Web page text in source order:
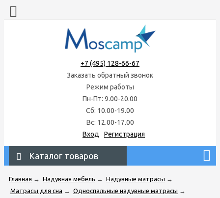
+7 (495) 128-66-67
Заказать обратный звонок
Режим работы
Пн-Пт: 9.00-20.00
Сб: 10.00-19.00
Вс: 12.00-17.00
Вход
Регистрация
Каталог товаров
Главная → Надувная мебель → Надувные матрасы →
Матрасы для сна → Односпальные надувные матрасы →